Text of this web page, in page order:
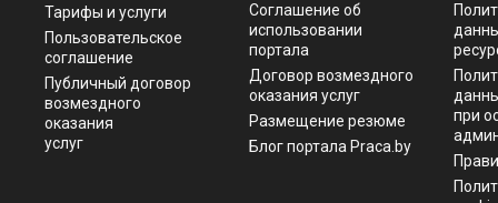
Тарифы и услуги
Пользовательское
соглашение
Публичный договор
возмездного
оказания
услуг
Соглашение об
использовании
портала
Договор возмездного
оказания услуг
Размещение резюме
Блог портала Praca.by
при